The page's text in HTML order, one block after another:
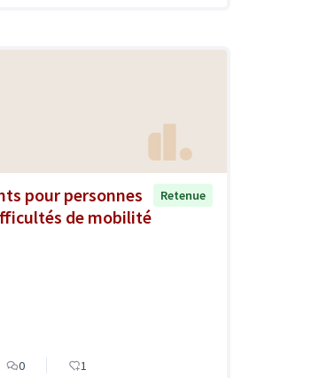
pour personnes
de mobilité
Retenue
0 1